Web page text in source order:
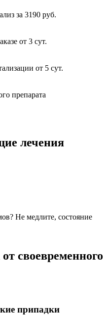
за 3190 руб.
от 3 сут.
от 5 сут.
препарата
лечения
Не медлите, состояние
своевременного
припадки